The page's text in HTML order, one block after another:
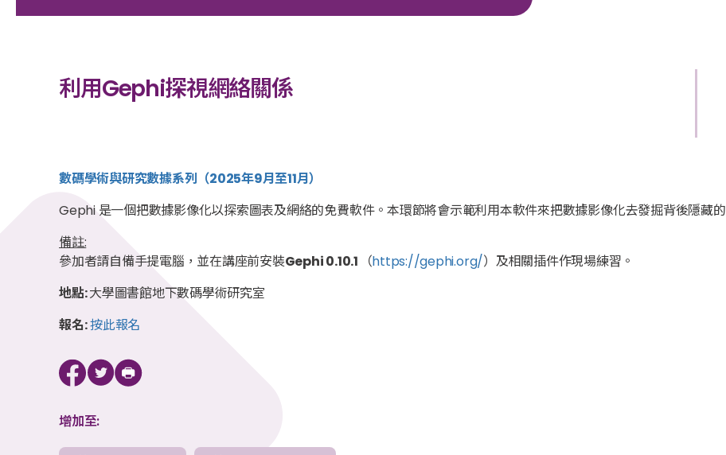
利用Gephi探視網絡關係
數碼學術與研究數據系列（2025年9月至11月）
Gephi是一個把數據影像化以探索圖表及網絡的免費軟件。本環節將會示範利用本軟件來把數據影像化去發掘背後隱藏的
備註:
參加者請自備手提電腦，並在講座前安裝Gephi 0.10.1 （https://gephi.org/） 及相關插件作現場練習 。
地點:大學圖書館地下數碼學術研究室
報名:按此報名
增加至: